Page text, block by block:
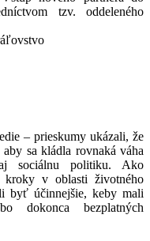
tzv. oddeleného
– prieskumy ukázali, že
sa kládla rovnaká váha
aj sociálnu politiku. Ako
kroky v oblasti životného
byť účinnejšie, keby mali
dokonca bezplatných